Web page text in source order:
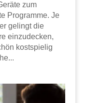
zum
Programme. Je
gelingt die
einzudecken,
kostspielig